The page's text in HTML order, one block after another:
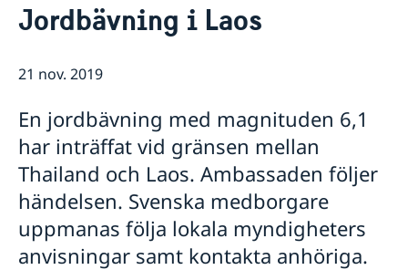
Om oss
Netikett
Vi är en resurs för svenska företag
Så kan du få stöd
Svenska företag i Thailand
Anmäl handelshinder
Aktuellt
Nyheter
Lediga tjänster
Jordbävning i Laos
21 nov. 2019
En jordbävning med magnituden 6,1
har inträffat vid gränsen mellan
Thailand och Laos. Ambassaden följer
händelsen. Svenska medborgare
uppmanas följa lokala myndigheters
anvisningar samt kontakta anhöriga.